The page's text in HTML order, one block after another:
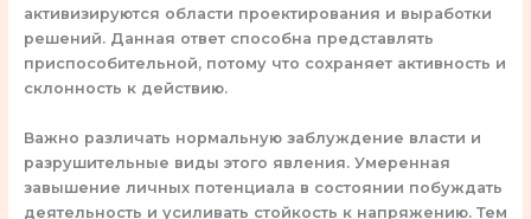
активизируются области проектирования и выработки
решений. Данная ответ способна представлять
приспособительной, потому что сохраняет активность и
склонность к действию.
Важно различать нормальную заблуждение власти и
разрушительные виды этого явления. Умеренная
завышение личных потенциала в состоянии побуждать
деятельность и усиливать стойкость к напряжению. Тем